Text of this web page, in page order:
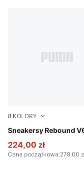
8 KOLORY
Sneakersy Rebound
PUMA White-Cool
224,00 zł
Cena początkowa:279,00